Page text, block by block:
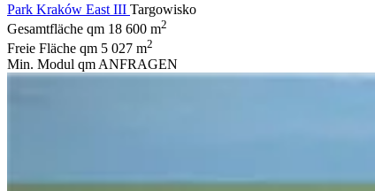
Park Kraków East III Targowisko
Gesamtfläche qm 18 600 m2
Freie Fläche qm 5 027 m2
Min. Modul qm ANFRAGEN